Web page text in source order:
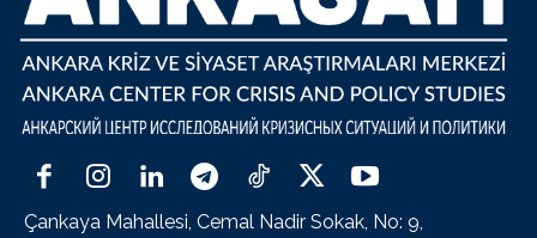
Çankaya Mahallesi, Cemal Nadir Sokak, No: 9,